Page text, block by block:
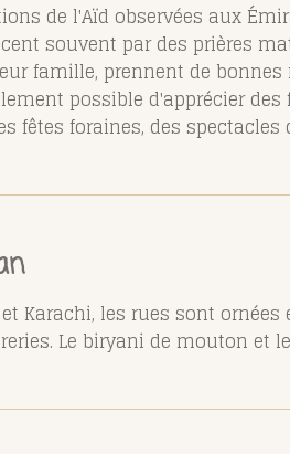
de l'Aïd observées aux
souvent par des prières
famille, prennent de
possible d'apprécier
fêtes foraines, des
Karachi, les rues sont
Le biryani de mouton et